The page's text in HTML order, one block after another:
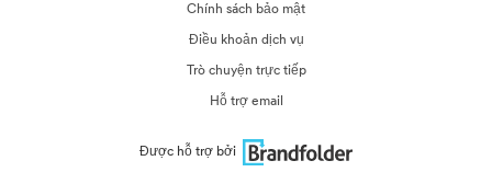
Chính sách bảo mật
Điều khoản dịch vụ
Trò chuyện trực tiếp
Hỗ trợ email
Được hỗ trợ bởi